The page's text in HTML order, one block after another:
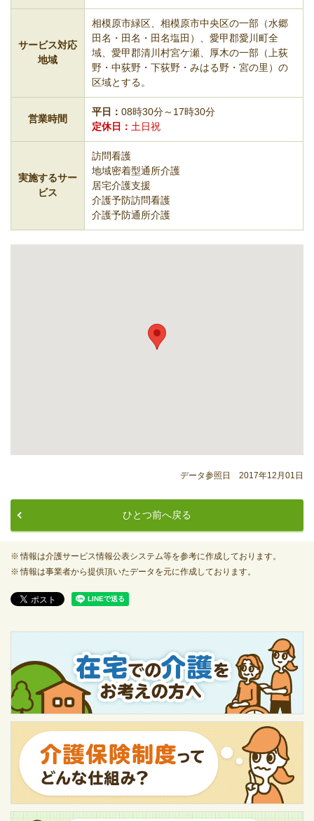
サービス対応
地域
相模原市緑区、相模原市中央区の一部（水郷
田名・田名・田名塩田）、愛甲郡愛川町全
域、愛甲郡清川村宮ケ瀬、厚木の一部（上荻
野・中荻野・下荻野・みはる野・宮の里）の
区域とする。
営業時間
平日
08時30分～17時30分
定休日
土日祝
実施するサー
ビス
訪問看護
地域密着型通所介護
居宅介護支援
介護予防訪問看護
介護予防通所介護
データ参照日 2017年12月01日
ひとつ前へ戻る
情報は介護サービス情報公表システム等を参考に作成しております。
情報は事業者から提供頂いたデータを元に作成しております。